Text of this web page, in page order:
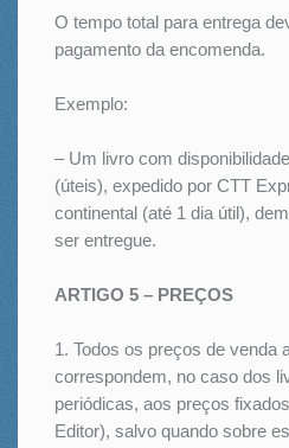
O tempo total para entrega
pagamento da encomenda.
Exemplo:
– Um livro com
(úteis), expedido por CTT
continental (até 1 dia útil),
ser entregue.
ARTIGO 5 – PREÇOS
1. Todos os preços de venda
correspondem, no caso dos
periódicas, aos preços
Editor), salvo quando sobre